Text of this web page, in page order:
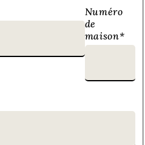
Numéro
de
maison*